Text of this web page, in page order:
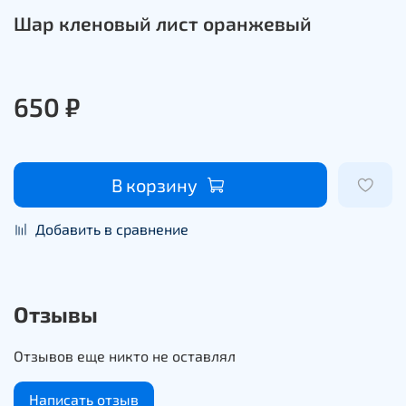
Шар кленовый лист оранжевый
650 ₽
В корзину
Добавить в сравнение
Отзывы
Отзывов еще никто не оставлял
Написать отзыв